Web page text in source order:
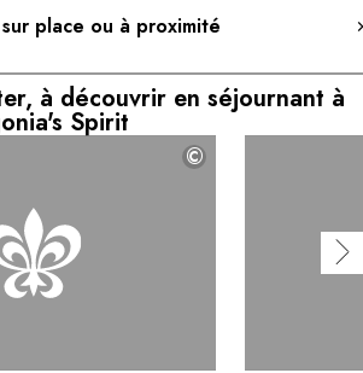
place ou à proximité
à découvrir en séjournant à
Spirit
©